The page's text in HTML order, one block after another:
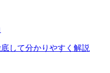
して分かりやすく解説